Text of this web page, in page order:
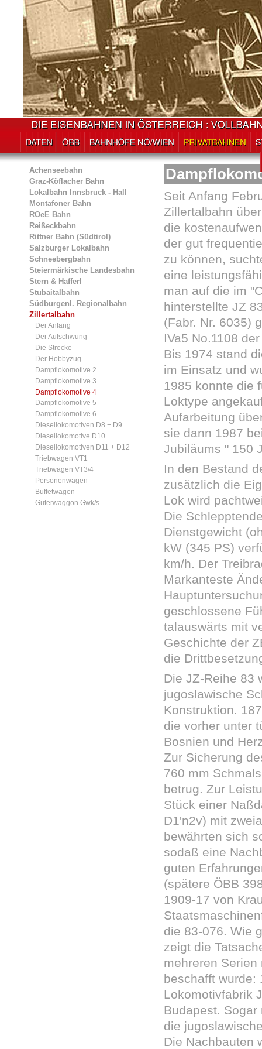
Achenseebahn
Graz-Köflacher Bahn
Lokalbahn Innsbruck - Hall
Montafoner Bahn
ROeE Bahn
Reißeckbahn
Rittner Bahn (Südtirol)
Salzburger Lokalbahn
Schneebergbahn
Steiermärkische Landesbahn
Stern & Hafferl
Stubaitalbahn
Südburgenl. Regionalbahn
Zillertalbahn
Der Anfang
Der Aufschwung
Die Strecke
Der Hobbyzug
Dampflokomotive 2
Dampflokomotive 3
Dampflokomotive 4
Dampflokomotive 5
Dampflokomotive 6
Diesellokomotiven D8 + D9
Diesellokomotive D10
Diesellokomotiven D11 + D12
Triebwagen VT1
Triebwagen VT3/4
Personenwagen
Buffetwagen
Güterwaggon Gwk/s
Seit Anfang
Zillertalbahn
die
der gut
zu können,
eine
man auf die im
hinterstellte JZ
(Fabr. Nr. 6035)
IVa5 No.1108
Bis 1974 stand
im Einsatz und
1985 konnte die
Loktype
Aufarbeitung
sie dann 1987
Jubiläums " 150
In den Bestand
zusätzlich die
Lok wird
Die
Dienstgewicht
kW (345 PS)
km/h. Der
Markanteste
geschlossene
talauswärts mit
Geschichte der
die
Die JZ-Reihe 83
jugoslawische
Konstruktion.
die vorher unter
Bosnien und
Zur Sicherung
760 mm
betrug. Zur
Stück einer
D1'n2v) mit
bewährten sich
sodaß eine
guten
(spätere ÖBB
1909-17 von
die 83-076. Wie
zeigt die
mehreren
beschafft wurde:
Lokomotivfabrik
Budapest.
die
Die Nachbauten